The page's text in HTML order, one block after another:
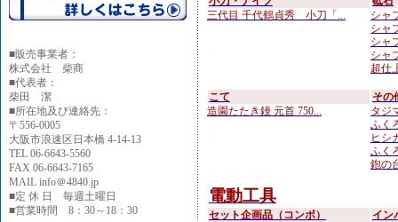
■販売事業者：
株式会社 柴商
■代表者：
柴田 潔
■所在地及び連絡先：
〒556-0005
大阪市浪速区日本橋 4-14-13
TEL 06-6643-5560
FAX 06-6643-7165
MAIL info＠4840.jp
■定 休 日 毎週土曜日
■営業時間 8：30～18：30
三代目 千代鶴貞秀 小刀「...
シャ
シャ
シャ
シャ
超仕
こて
造園たたき鏝 元首 750...
その
タジ
ふく
ヒシ
ふく
鉋の
電動工具
セット企画品（コンボ）
イン